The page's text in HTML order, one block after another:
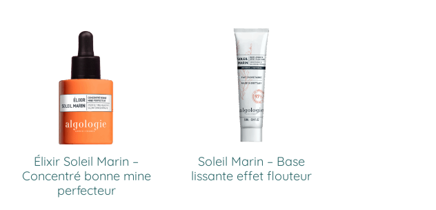
Élixir Soleil Marin –
Concentré bonne mine
perfecteur
Soleil Marin – Base
lissante effet flouteur